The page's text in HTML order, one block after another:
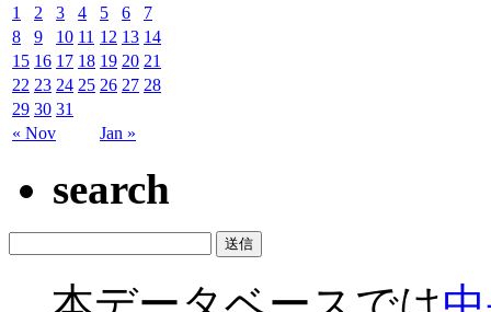
« Nov Jan »
1 2 3 4 5 6
7
8
9 10 11 12 13 14
15 16 17 18 19 20 21
22 23 24 25 26 27 28
29 30 31
search